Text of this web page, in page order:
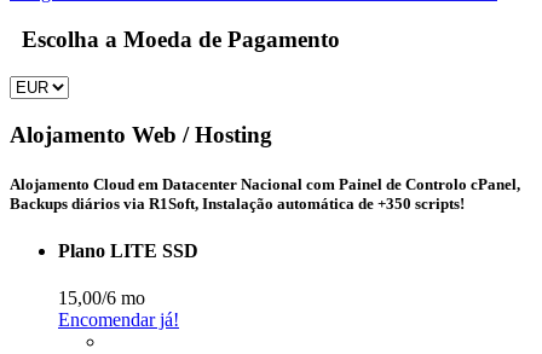
Escolha a Moeda de Pagamento
Alojamento Web / Hosting
Alojamento Cloud em Datacenter Nacional com Painel de Controlo cPanel,
Backups diários via R1Soft, Instalação automática de +350 scripts!
Plano LITE SSD
15,00/6 mo
Encomendar já!